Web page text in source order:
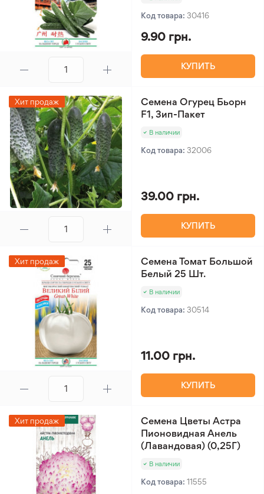
Код товара: 30416
9.90 грн.
КУПИТЬ
Хит продаж
Семена Огурец Бьорн
F1, Зип-Пакет
В наличии
Код товара: 32006
39.00 грн.
КУПИТЬ
Хит продаж
Семена Томат Большой
Белый 25 Шт.
В наличии
Код товара: 30514
11.00 грн.
КУПИТЬ
Хит продаж
Семена Цветы Астра
Пионовидная Анель
(Лавандовая) (0,25Г)
В наличии
Код товара: 11555